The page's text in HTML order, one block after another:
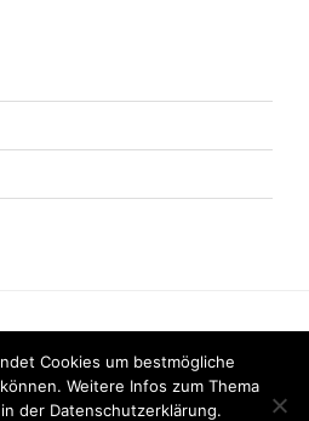
Cookies um bestmögliche
Weitere Infos zum Thema
der Datenschutzerklärung.